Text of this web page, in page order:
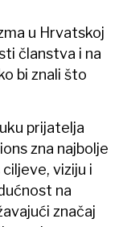
u Hrvatskoj
članstva i na
bi znali što
prijatelja
zna najbolje
viziju i
na
značaj